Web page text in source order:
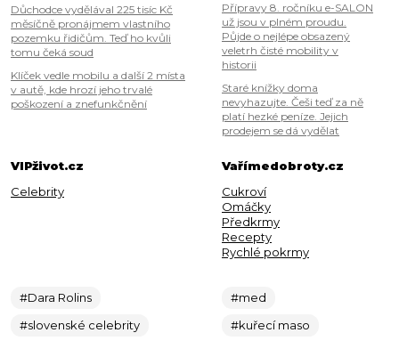
Důchodce vydělával 225 tisíc Kč
měsíčně pronájmem vlastního
pozemku řidičům. Teď ho kvůli
tomu čeká soud
Klíček vedle mobilu a další 2 místa
v autě, kde hrozí jeho trvalé
poškození a znefunkčnění
Přípravy 8. ročníku e-SALON
už jsou v plném proudu.
Půjde o nejlépe obsazený
veletrh čisté mobility v
historii
Staré knížky doma
nevyhazujte. Češi teď za ně
platí hezké peníze. Jejich
prodejem se dá vydělat
VIPživot.cz
Celebrity
#Dara Rolins
#slovenské celebrity
Vařímedobroty.cz
Cukroví
Omáčky
Předkrmy
Recepty
Rychlé pokrmy
#med
#kuřecí maso